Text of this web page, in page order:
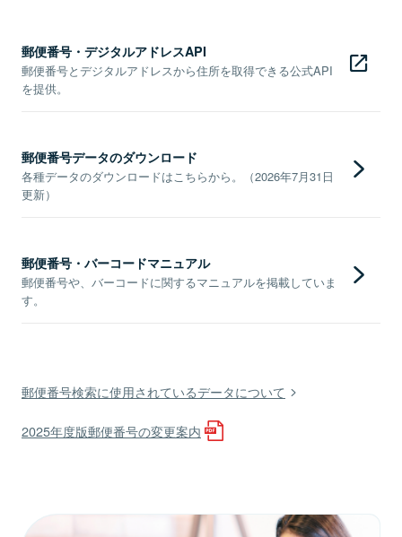
郵便番号・デジタルアドレスAPI
郵便番号とデジタルアドレスから住所を取得できる公式API
を提供。
郵便番号データのダウンロード
各種データのダウンロードはこちらから。（2026年7月31日
更新）
郵便番号・バーコードマニュアル
郵便番号や、バーコードに関するマニュアルを掲載していま
す。
郵便番号検索に使用されているデータについて
2025年度版郵便番号の変更案内